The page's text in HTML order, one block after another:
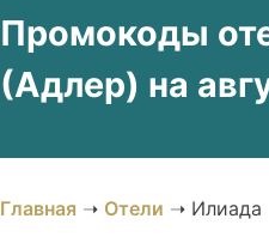
Промокоды
(Адлер) на
Главная ➝ Отели ➝ Илиада